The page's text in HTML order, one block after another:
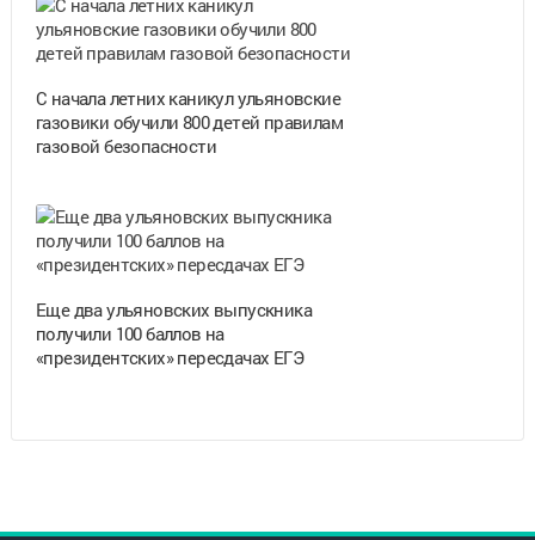
С начала летних каникул ульяновские
газовики обучили 800 детей правилам
газовой безопасности
Еще два ульяновских выпускника
получили 100 баллов на
«президентских» пересдачах ЕГЭ